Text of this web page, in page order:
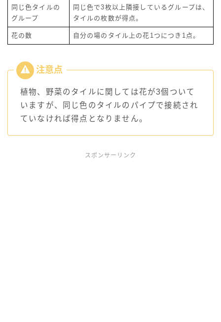
同じ色タイルの
グループ
同じ色で3枚以上隣接しているグループは、
タイルの枚数が得点。
花の数 自分の場のタイル上の花1つにつき1点。
植物、野菜のタイルに関しては花が3個ついて
いますが、同じ色のタイルのパイプで接続され
ていなければ得点となりません。
スポンサーリンク